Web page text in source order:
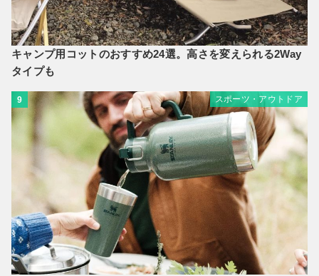
キャンプ用コットのおすすめ24選。高さを変えられる2Way
タイプも
9 スポーツ・アウトドア